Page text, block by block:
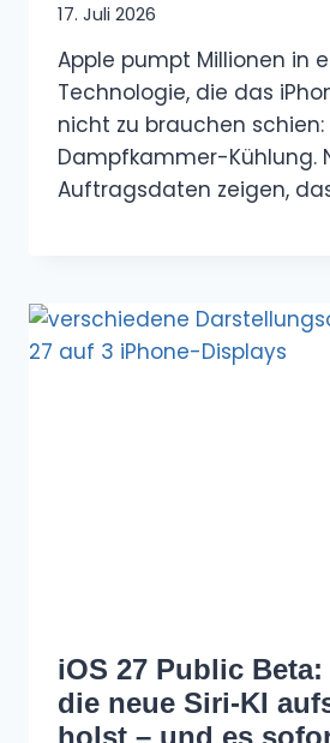
17. Juli 2026
Apple pumpt Millionen in
Technologie, die das
nicht zu brauchen schien:
Dampfkammer-Kühlung.
Auftragsdaten zeigen,
iOS 27 Public
die neue Siri-KI
holst – und es